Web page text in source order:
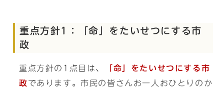
重点方針1：「命」をたいせつにする市
政
重点方針の1点目は、
「命」をたいせつにする市
政であります。市民の皆さんお一人おひとりのか